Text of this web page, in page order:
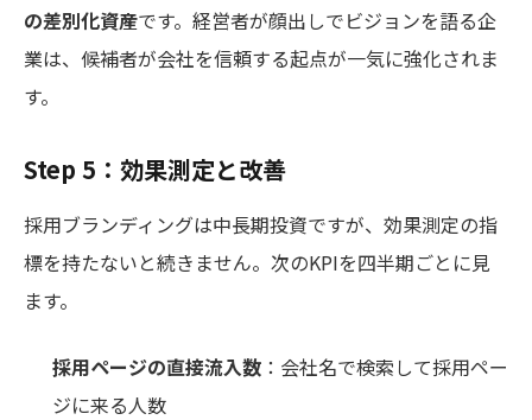
の差別化資産です。経営者が顔出しでビジョンを語る企
業は、候補者が会社を信頼する起点が一気に強化されま
す。
Step 5：効果測定と改善
採用ブランディングは中長期投資ですが、効果測定の指
標を持たないと続きません。次のKPIを四半期ごとに見
ます。
採用ページの直接流入数 ：会社名で検索して採用ペー
ジに来る人数